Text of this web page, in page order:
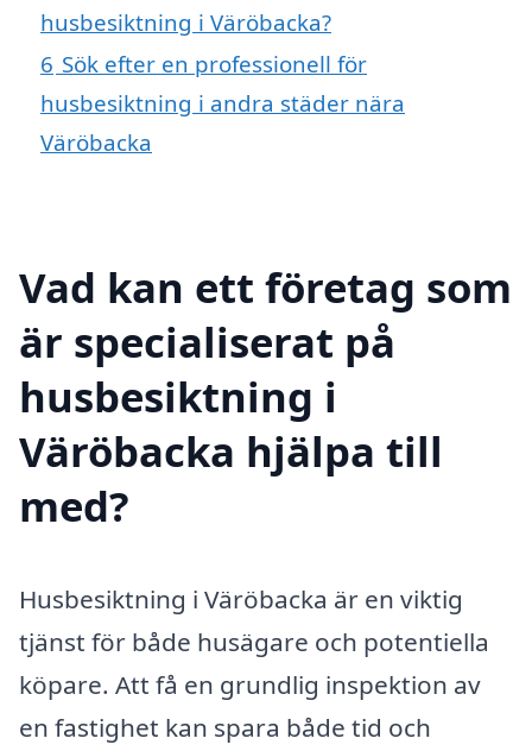
husbesiktning i Väröbacka?
6 Sök efter en professionell för
husbesiktning i andra städer nära
Väröbacka
Vad kan ett företag som
är specialiserat på
husbesiktning i
Väröbacka hjälpa till
med?
Husbesiktning i Väröbacka är en viktig
tjänst för både husägare och potentiella
köpare. Att få en grundlig inspektion av
en fastighet kan spara både tid och